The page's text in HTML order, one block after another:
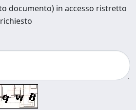
documento) in accesso ristretto